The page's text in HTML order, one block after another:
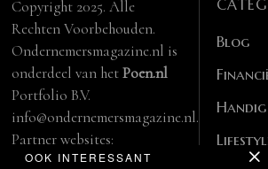
OOK INTERESSANT
Copyright 2025. Alle
Rechten Voorbehouden.
Ondernemersmagazine.nl is
onderdeel van hetPoen.nl
Portfolio B.V.
info@ondernemersmagazine.nl.
Partner websites:
manbase.nl
Blog